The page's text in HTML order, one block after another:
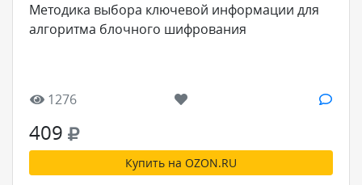
Методика выбора ключевой информации для
алгоритма блочного шифрования
1276
409
Купить на OZON.RU